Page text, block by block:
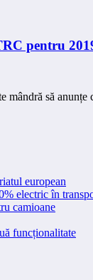
pentru
mândră să
european
electric în
camioane
funcționalitate